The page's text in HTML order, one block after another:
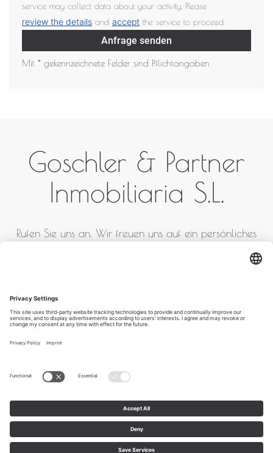
service may collect data about your activity. Please
review the details and accept the service to proceed.
Anfrage senden
Mit * gekennzeichnete Felder sind Pflichtangaben
Goschler & Partner
Inmobiliaria S.L.
Rufen Sie uns an. Wir freuen uns auf ein persönliches
Impressum AGB
Copyright 2026 bei Goschler & Partner Inmobiliaria S.L. - Alle